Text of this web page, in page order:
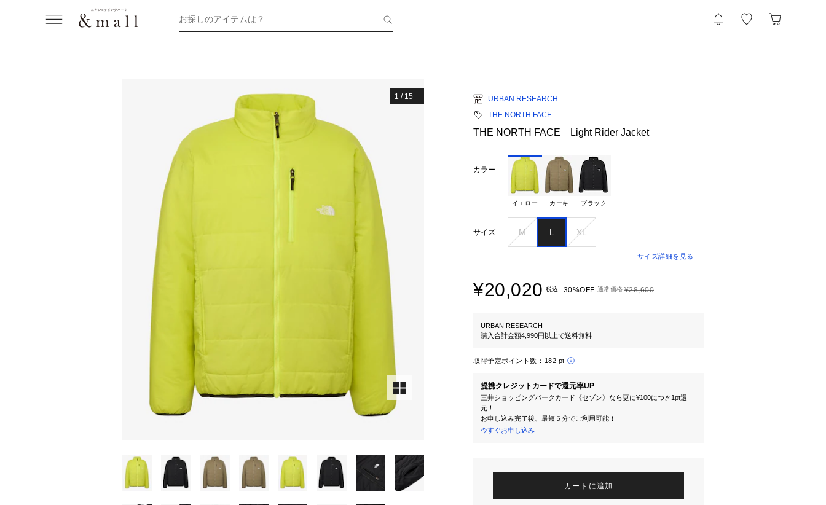
お探しのアイテムは？
1 / 15
URBAN RESEARCH
THE NORTH FACE
THE NORTH FACE Light Rider Jacket
カラー
イエロー カーキ ブラック
サイズ M L XL
サイズ詳細を見る
¥20,020 税込 30%OFF 通常価格 ¥28,600
URBAN RESEARCH
購入合計金額4,990円以上で送料無料
取得予定ポイント数： 182 pt
提携クレジットカードで還元率UP
三井ショッピングパークカード《セゾン》なら更に¥100につき1pt還
元！
お申し込み完了後、最短５分でご利用可能！
今すぐお申し込み
カートに追加